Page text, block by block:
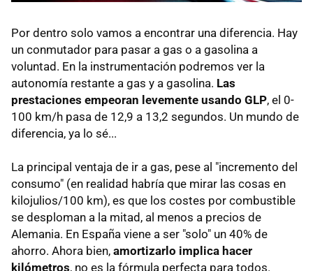
Por dentro solo vamos a encontrar una diferencia. Hay
un conmutador para pasar a gas o a gasolina a
voluntad. En la instrumentación podremos ver la
autonomía restante a gas y a gasolina. Las
prestaciones empeoran levemente usando GLP, el 0-
100 km/h pasa de 12,9 a 13,2 segundos. Un mundo de
diferencia, ya lo sé...
La principal ventaja de ir a gas, pese al "incremento del
consumo" (en realidad habría que mirar las cosas en
kilojulios/100 km), es que los costes por combustible
se desploman a la mitad, al menos a precios de
Alemania. En España viene a ser "solo" un 40% de
ahorro. Ahora bien, amortizarlo implica hacer
kilómetros, no es la fórmula perfecta para todos.